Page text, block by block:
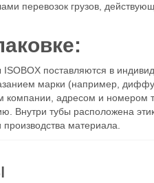
перевозок грузов,
поставляются в
марки (например,
компании, адресом и номером
Внутри тубы расположена
материала.